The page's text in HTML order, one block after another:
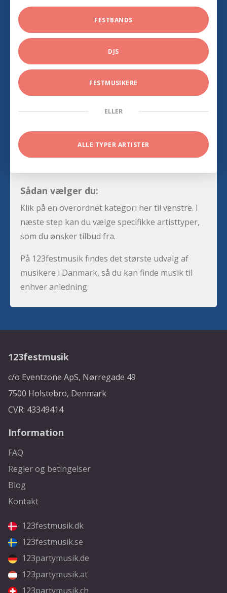
FESTBANDS
DJS
FESTMUSIKERE
ELLER
ALLE TYPER ARTISTER
Sådan vælger du:
Klik på en overordnet kategori her til venstre. I
næste step kan du vælge specifikke artisttyper,
som du ønsker tilbud fra.
På 123festmusik findes det største udvalg af
musikere i Danmark, så du kan finde musik til
enhver anledning.
123festmusik
c/o Eventzone ApS, Nørregade 49
7500 Holstebro, Denmark
CVR: 43349414
Information
FAQ
Regler og betingelser
Blog
Kontakt
123festmusik.dk
123festmusik.se
123partymusik.de
123partymusik.at
123partymusik.ch